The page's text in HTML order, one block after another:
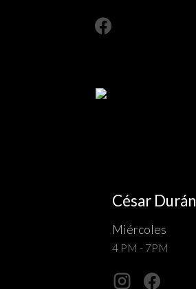
César Durán
Miércoles
4 PM - 7PM